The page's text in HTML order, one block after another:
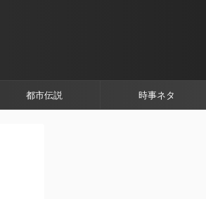
都市伝説 時事ネタ